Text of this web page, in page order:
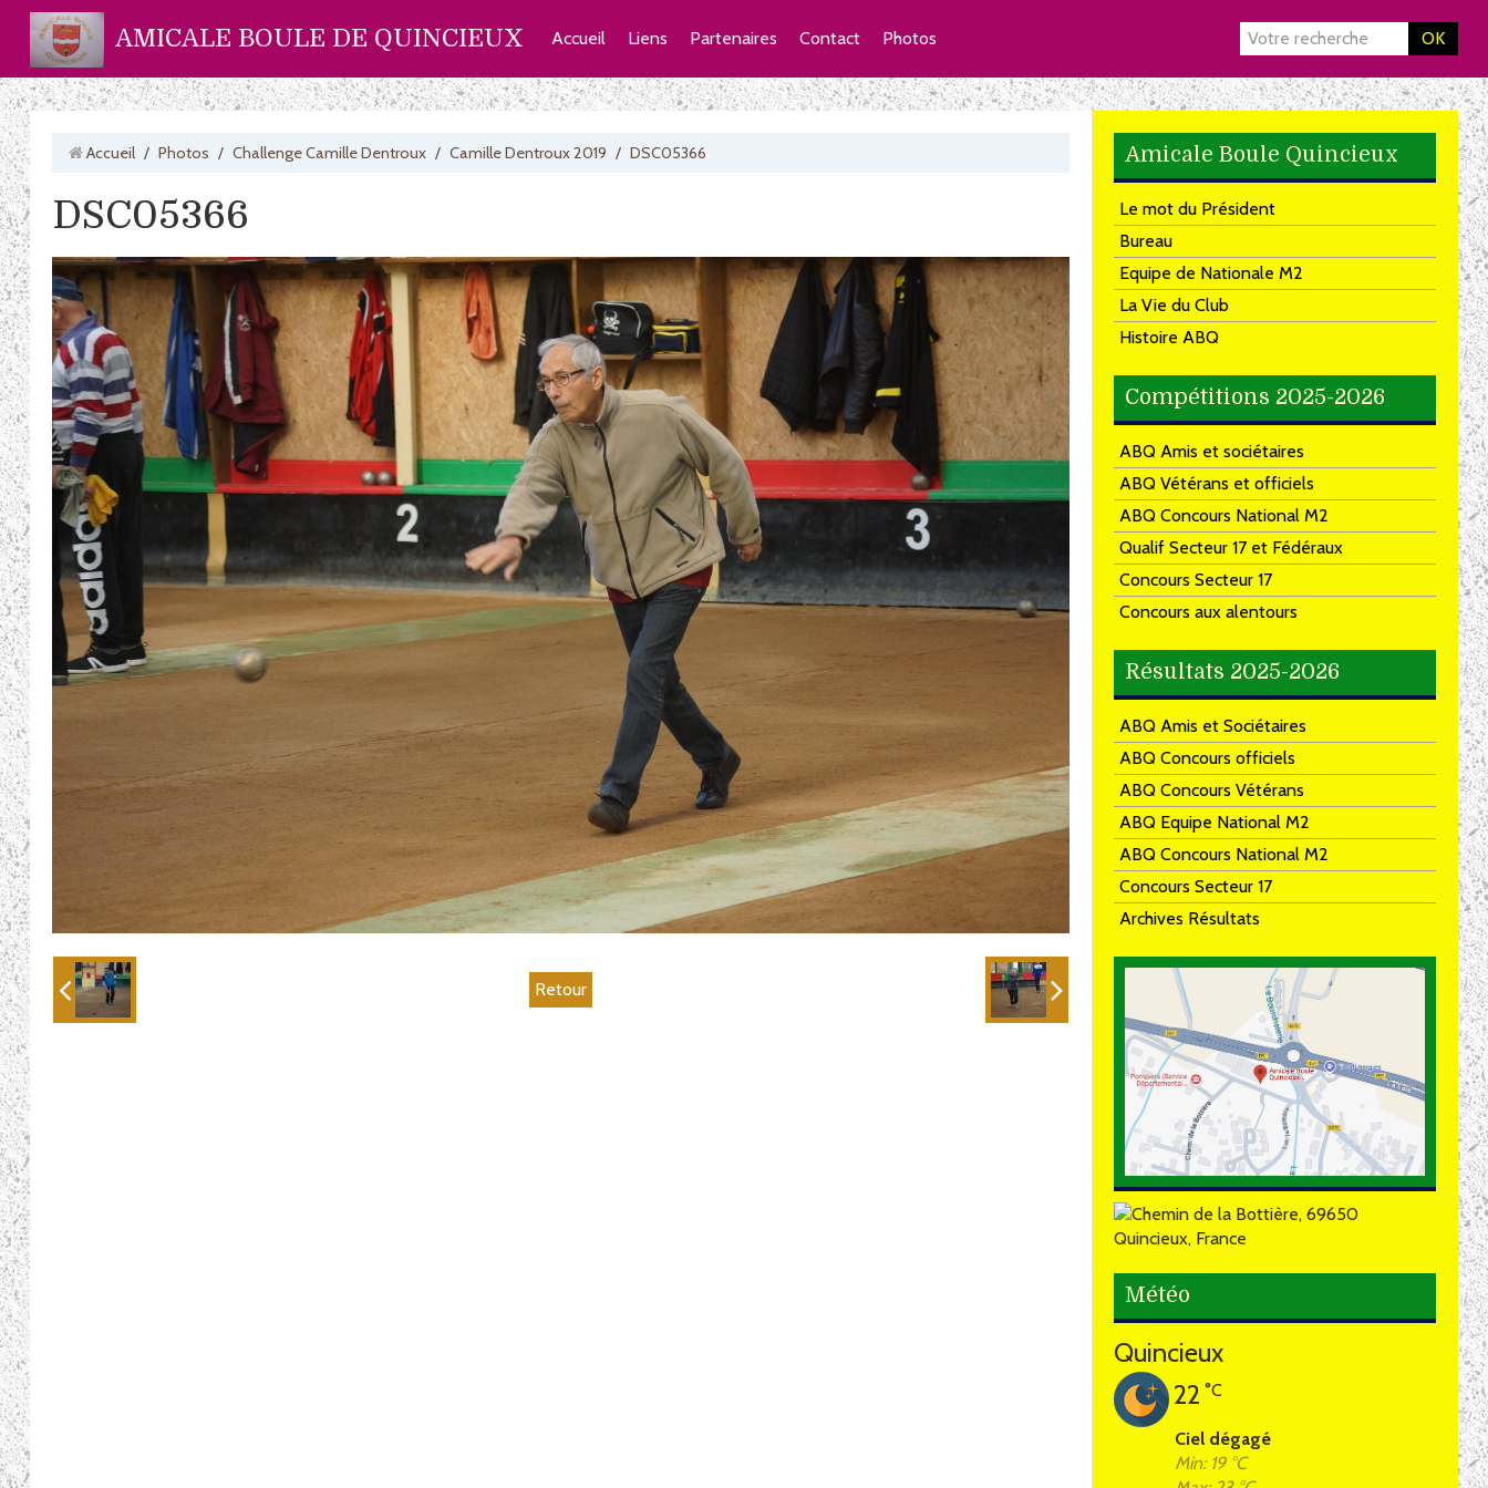
AMICALE BOULE DE QUINCIEUX OK
Accueil Liens Partenaires Contact Photos
Accueil / Photos / Challenge Camille Dentroux / Camille Dentroux 2019 / DSC05366
DSC05366
Retour
Amicale Boule Quincieux
Le mot du Président
Bureau
Equipe de Nationale M2
La Vie du Club
Histoire ABQ
Compétitions 2025-2026
ABQ Amis et sociétaires
ABQ Vétérans et officiels
ABQ Concours National M2
Qualif Secteur 17 et Fédéraux
Concours Secteur 17
Concours aux alentours
Résultats 2025-2026
ABQ Amis et Sociétaires
ABQ Concours officiels
ABQ Concours Vétérans
ABQ Equipe National M2
ABQ Concours National M2
Concours Secteur 17
Archives Résultats
Météo
Quincieux
22 °C
Ciel dégagé
Min: 19 °C